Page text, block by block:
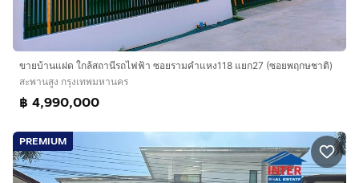
ขายบ้านแฝด ใกล้สถานีรถไฟฟ้า ซอยรามคำแหง118 แยก27 (ซอยพฤกษชาติ)
สะพานสูง กรุงเทพมหานคร
฿ 4,990,000
PREMIUM